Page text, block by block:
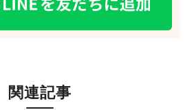
関連記事